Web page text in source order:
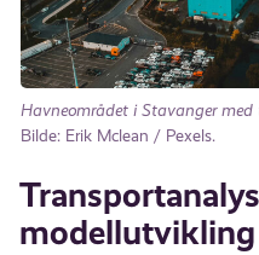
Havneområdet i Stavanger
Bilde: Erik Mclean / Pexels.
modellutvikling